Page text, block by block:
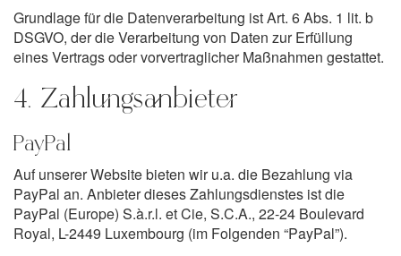
Grundlage für die Datenverarbeitung ist Art. 6 Abs. 1 lit. b
DSGVO, der die Verarbeitung von Daten zur Erfüllung
eines Vertrags oder vorvertraglicher Maßnahmen gestattet.
4. Zahlungsanbieter
PayPal
Auf unserer Website bieten wir u.a. die Bezahlung via
PayPal an. Anbieter dieses Zahlungsdienstes ist die
PayPal (Europe) S.à.r.l. et Cie, S.C.A., 22-24 Boulevard
Royal, L-2449 Luxembourg (im Folgenden “PayPal”).